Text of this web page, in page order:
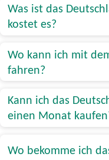
Was ist das
kostet es?
Wo kann ich mit
fahren?
Kann ich das
einen Monat
Wo bekomme ich